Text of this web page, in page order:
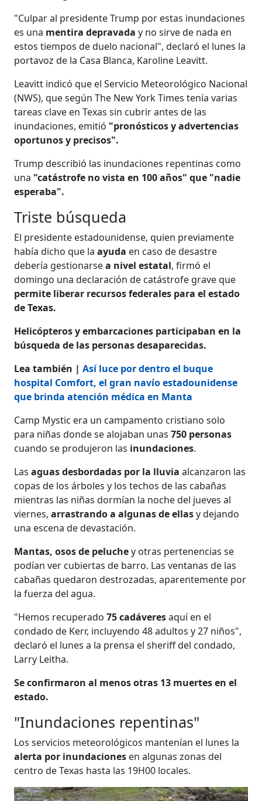
"Culpar al presidente Trump por estas inundaciones
es una mentira depravada y no sirve de nada en
estos tiempos de duelo nacional", declaró el lunes la
portavoz de la Casa Blanca, Karoline Leavitt.
Leavitt indicó que el Servicio Meteorológico Nacional
(NWS), que según The New York Times tenía varias
tareas clave en Texas sin cubrir antes de las
inundaciones, emitió "pronósticos y advertencias
oportunos y precisos".
Trump describió las inundaciones repentinas como
una "catástrofe no vista en 100 años" que "nadie
esperaba".
Triste búsqueda
El presidente estadounidense, quien previamente
había dicho que laayuda en caso de desastre
debería gestionarsea nivel estatal, firmó el
domingo una declaración de catástrofe grave que
permite liberar recursos federales para el estado
de Texas.
Helicópteros y embarcaciones participaban en la
búsqueda de las personas desaparecidas.
Lea también |Así luce por dentro el buque
hospital Comfort, el gran navío estadounidense
que brinda atención médica en Manta
Camp Mystic era un campamento cristiano solo
para niñas donde se alojaban unas 750 personas
cuando se produjeron las inundaciones.
Lasaguas desbordadas por la lluvia alcanzaron las
copas de los árboles y los techos de las cabañas
mientras las niñas dormían la noche del jueves al
viernes,arrastrando a algunas de ellasy dejando
una escena de devastación.
Mantas, osos de peluchey otras pertenencias se
podían ver cubiertas de barro. Las ventanas de las
cabañas quedaron destrozadas, aparentemente por
la fuerza del agua.
"Hemos recuperado 75 cadáveresaquí en el
condado de Kerr, incluyendo 48 adultos y 27 niños",
declaró el lunes a la prensa el sheriff del condado,
Larry Leitha.
Se confirmaron al menos otras 13 muertes en el
estado.
"Inundaciones repentinas"
Los servicios meteorológicos mantenían el lunes la
alerta por inundaciones en algunas zonas del
centro de Texas hasta las 19H00 locales.